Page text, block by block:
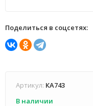
Поделиться в соцсетях:
Артикул: КА743
В наличии